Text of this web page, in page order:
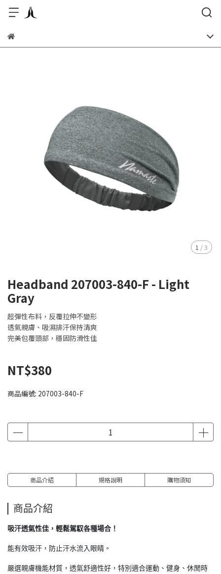
1 /3
Headband 207003-840-F - Light
Gray
超彈性布料，反覆拉伸不變形
透氣親膚、吸濕排汗保持清爽
完美包覆頭部，穩固防滑性佳
NT$380
商品編號: 207003-840-F
商品介紹 規格說明 購物須知
商品介紹
吸汗透氣性佳，輕鬆駕馭各種場合！
能有效吸汗，防止汗水流入眼睛。
嚴選親膚機能材質，透氣舒適性好，特別適合運動、健身、休閒時